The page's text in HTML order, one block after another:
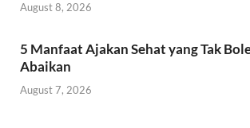
August 8, 2026
5 Manfaat Ajakan Sehat yang Tak
Abaikan
August 7, 2026